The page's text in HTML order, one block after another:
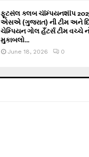
ફૂટસેલ ક્લબ ચેમ્પિયનશીપ
એસએ (ગુજરાત) ની ટીમ અને
ચેમ્પિયન ગોલ હઁટર્સ ટીમ વચ્ચે
મુકાબલો...
June 18, 2026 0